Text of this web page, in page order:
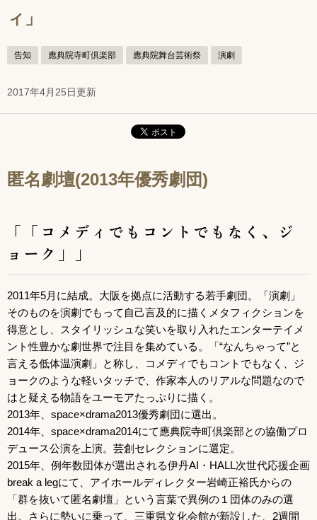
ィ」
告知 應典院寺町倶楽部 應典院舞台芸術祭 演劇
2017年4月25日更新
匿名劇壇(2013年優秀劇団)
「「コメディでもコントでもなく、ジ
ョーク」」
2011年5月に結成。大阪を拠点に活動する若手劇団。「演劇」
そのものを演劇でもって自己言及的に描くメタフィクションを
得意とし、スタイリッシュな笑いを取り入れたエンターテイメ
ント性豊かな劇世界で注目を集めている。「“なんちゃって”と
言える低体温演劇」と称し、コメディでもコントでもなく、ジ
ョークのような軽いタッチで、作家本人のリアルな問題なので
はと疑える物語をユーモアたっぷりに描く。
2013年、space×drama2013優秀劇団に選出。
2014年、space×drama2014にて應典院寺町倶楽部との協働プロ
デュース公演を上演。芸創セレクションに選定。
2015年、例年数団体が選出される伊丹AI・HALL次世代応援企画
break a legにて、アイホールディレクター岩崎正裕氏からの
「群を抜いて匿名劇壇」という言葉で異例の１団体のみの選
出。さらに勢いに乗って、三重県文化会館が新設した、2週間